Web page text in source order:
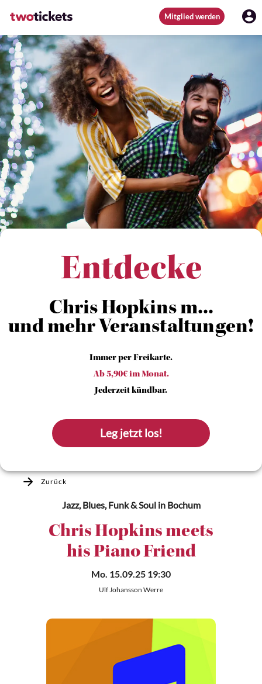
Mitglied werden
Entdecke
Chris Hopkins m...
und mehr Veranstaltungen!
Immer per Freikarte.
Ab 5,90€ im Monat.
Jederzeit kündbar.
Leg jetzt los!
Zurück
Jazz, Blues, Funk & Soulin Bochum
Chris Hopkins meets
his Piano Friend
Mo. 15.09.25 19:30
Ulf Johansson Werre